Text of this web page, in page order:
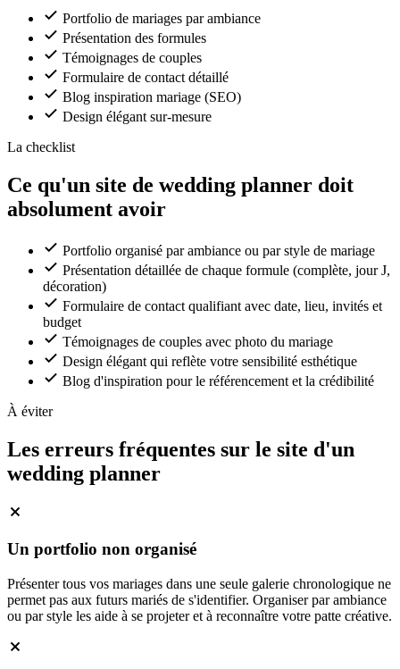
Portfolio de mariages par ambiance
Présentation des formules
Témoignages de couples
Formulaire de contact détaillé
Blog inspiration mariage (SEO)
Design élégant sur-mesure
La checklist
Ce qu'un site de wedding planner doit
absolument avoir
Portfolio organisé par ambiance ou par style de mariage
Présentation détaillée de chaque formule (complète, jour J,
décoration)
Formulaire de contact qualifiant avec date, lieu, invités et
budget
Témoignages de couples avec photo du mariage
Design élégant qui reflète votre sensibilité esthétique
Blog d'inspiration pour le référencement et la crédibilité
À éviter
Les erreurs fréquentes sur le site d'un
wedding planner
Un portfolio non organisé
Présenter tous vos mariages dans une seule galerie chronologique ne
permet pas aux futurs mariés de s'identifier. Organiser par ambiance
ou par style les aide à se projeter et à reconnaître votre patte créative.